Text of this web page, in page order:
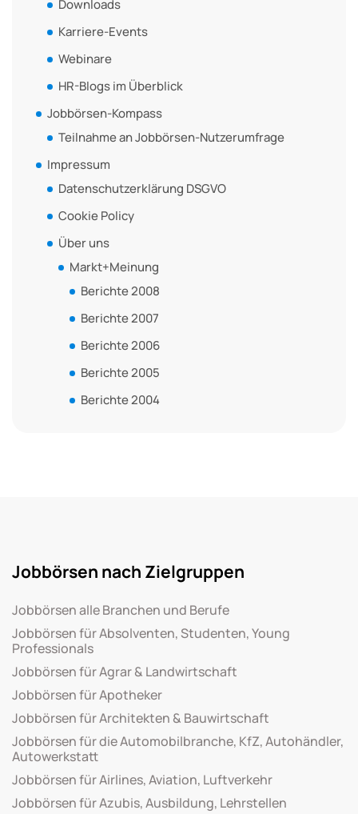
Downloads
Karriere-Events
Webinare
HR-Blogs im Überblick
Jobbörsen-Kompass
Teilnahme an Jobbörsen-Nutzerumfrage
Impressum
Datenschutzerklärung DSGVO
Cookie Policy
Über uns
Markt+Meinung
Berichte 2008
Berichte 2007
Berichte 2006
Berichte 2005
Berichte 2004
Jobbörsen nach Zielgruppen
Jobbörsen alle Branchen und Berufe
Jobbörsen für Absolventen, Studenten, Young
Professionals
Jobbörsen für Agrar & Landwirtschaft
Jobbörsen für Apotheker
Jobbörsen für Architekten & Bauwirtschaft
Jobbörsen für die Automobilbranche, KfZ, Autohändler,
Autowerkstatt
Jobbörsen für Airlines, Aviation, Luftverkehr
Jobbörsen für Azubis, Ausbildung, Lehrstellen